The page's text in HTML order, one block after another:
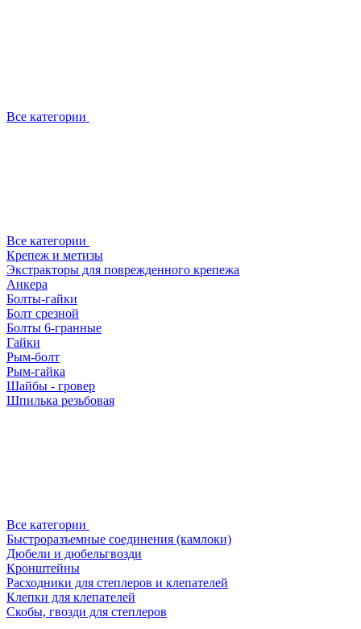
Все категории
Все категории
Крепеж и метизы
Экстракторы для поврежденного крепежа
Анкера
Болты-гайки
Болт срезной
Болты 6-гранные
Гайки
Рым-болт
Рым-гайка
Шайбы - гровер
Шпилька резьбовая
Все категории
Быстроразъемные соединения (камлоки)
Дюбели и дюбельгвозди
Кронштейны
Расходники для степлеров и клепателей
Клепки для клепателей
Скобы, гвозди для степлеров